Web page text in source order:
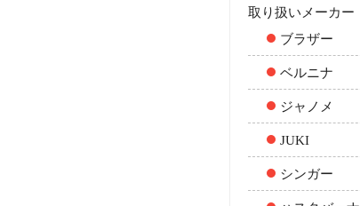
取り扱いメーカー
ブラザー
ベルニナ
ジャノメ
JUKI
シンガー